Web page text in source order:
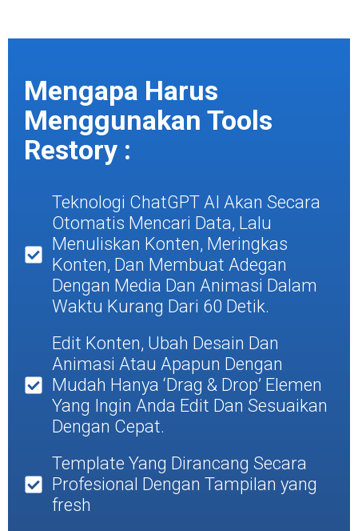
Mengapa Harus
Menggunakan Tools
Restory :
Teknologi ChatGPT AI Akan Secara
Otomatis Mencari Data, Lalu
Menuliskan Konten, Meringkas
Konten, Dan Membuat Adegan
Dengan Media Dan Animasi Dalam
Waktu Kurang Dari 60 Detik.
Edit Konten, Ubah Desain Dan
Animasi Atau Apapun Dengan
Mudah Hanya ‘Drag & Drop’ Elemen
Yang Ingin Anda Edit Dan Sesuaikan
Dengan Cepat.
Template Yang Dirancang Secara
Profesional Dengan Tampilan yang
fresh